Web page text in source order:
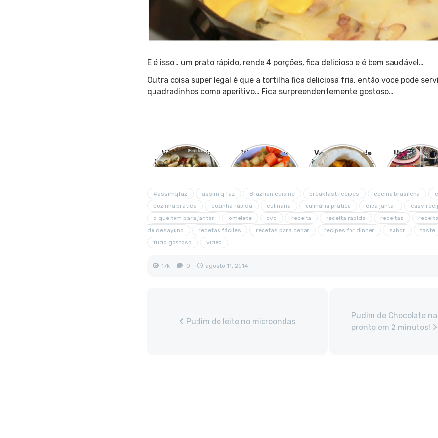
E é isso… um prato rápido, rende 4 porções, fica delicioso e é bem saudável…
Outra coisa super legal é que a tortilha fica deliciosa fria, então voce pode
quadradinhos como aperitivo… Fica surpreendentemente gostoso…
Vôngole, lamb
lamb de lamber os
Vinagrete ou
Azeigrete
Vaca atolada de
bananinha, carne
Um passeio
Porto
#assimqfaz assim q faz Brazilian cuisine breakfast recipes cocina brasileña
cozinha prática
cozinha rápida culinária culinária pratica dica jantar easy
o que tem para jantar
omelete ovo receita receita rapida receitas
de desayuno
recetas fáciles recetas para cenar recipes for dinner sabor taste
tudo gostoso
video
17k 0 agosto 11, 2014
Pudim de leite no microondas
Pudim de Chocolate
pronto em 2 minutos!